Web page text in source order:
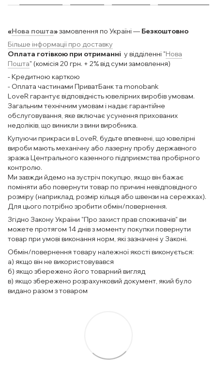
«Нова пошта»замовлення по Україні — Безкоштовно
Більше інформації про доставку
Оплата готівкою при отриманні у відділенні "Нова
Пошта" (комісія 20 грн. + 2% від суми замовлення)
- Кредитною карткою
- Оплата частинами ПриватБанк та monobank
LoveR гарантує відповідність ювелірних виробів умовам.
Загальним технічним умовам і надає гарантійне
обслуговування, яке включає усунення прихованих
недоліків, що виникли з вини виробника.
Купуючи прикраси в LoveR, будьте впевнені, що ювелірні
вироби мають механічну або лазерну пробу державного
зразка Центрального казенного підприємства пробірного
контролю.
Ми завжди йдемо на зустріч покупцю, якщо він бажає
поміняти або повернути товар по причині невідповідного
розміру (наприклад, розмір кільця або швензи на сережках).
Для цього потрібно зробити обмін/повернення.
Згідно Закону України "Про захист прав споживачів" ви
можете протягом 14 днів з моменту покупки повернути
товар при умові виконання норм, які зазначені у Законі.
Обмін/повернення товару належної якості виконується:
а) якщо він не використовувався
б) якщо збережено його товарний вигляд
в) якщо збережено розрахунковий документ, який було
видано разом з товаром